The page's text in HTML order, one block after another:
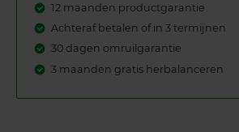
12 maanden productgarantie
Achteraf betalen of in 3 termijnen
30 dagen omruilgarantie
3 maanden gratis herbalanceren